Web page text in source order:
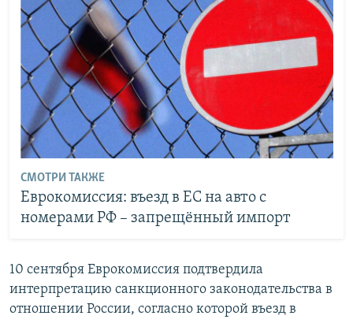
СМОТРИ ТАКЖЕ
Еврокомиссия: въезд в ЕС на авто с
номерами РФ – запрещённый импорт
10 сентября Еврокомиссия подтвердила
интерпретацию санкционного законодательства в
отношении России, согласно которой въезд в